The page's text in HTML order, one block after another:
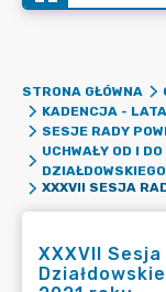
STRONA GŁÓWNA
KADENCJA -
SESJE RADY
UCHWAŁY OD I
DZIAŁDOWSKIEGO
XXXVII